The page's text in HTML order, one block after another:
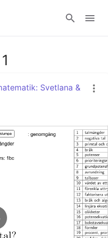
lektioner
lektioner
in
Svetlana &